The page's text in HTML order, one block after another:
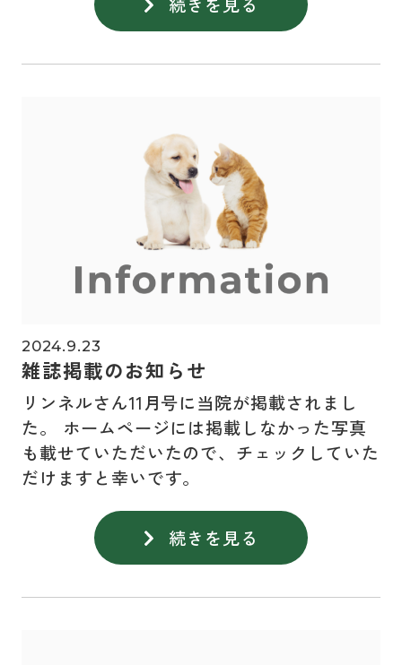
2024.9.23
雑誌掲載のお知らせ
リンネルさん11月号に当院が掲載されまし
た。 ホームページには掲載しなかった写真
も載せていただいたので、チェックしていた
だけますと幸いです。
続きを見る